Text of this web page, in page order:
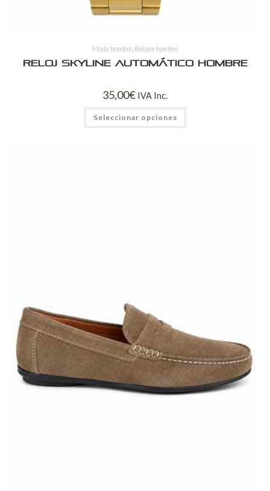
Moda hombre Relojes hombre
Reloj Skyline Automático Hombre
35,00€ IVA Inc.
Seleccionar opciones